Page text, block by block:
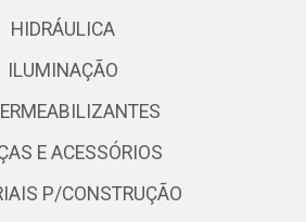
HIDRÁULICA
ILUMINAÇÃO
E ACESSÓRIOS
P/CONSTRUÇÃO